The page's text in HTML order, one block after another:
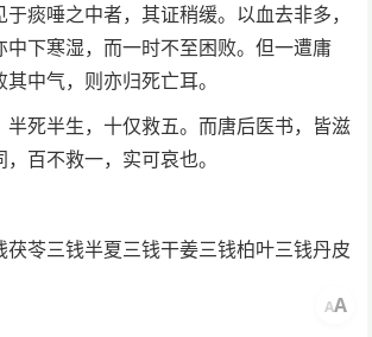
痰唾之中者，其证稍缓。以血去非多，
中下寒湿，而一时不至困败。但一遭庸
中气，则亦归死亡耳。
半死半生，十仅救五。而唐后医书，皆滋
百不救一，实可哀也。
茯苓三钱半夏三钱干姜三钱柏叶三钱丹皮
AA